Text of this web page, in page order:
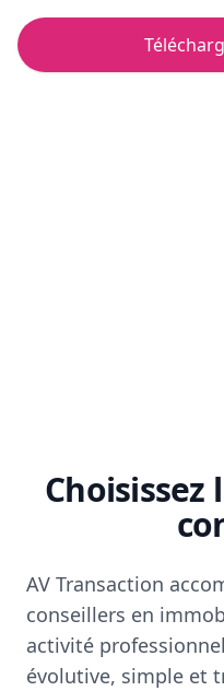
AV Transaction
conseillers en
activité
évolutive, simple et